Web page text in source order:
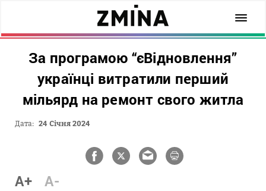
За програмою “єВідновлення”
українці витратили перший
мільярд на ремонт свого житла
Дата: 24 Січня 2024
A+ A-